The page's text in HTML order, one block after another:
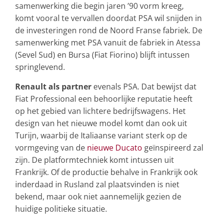
samenwerking die begin jaren ’90 vorm kreeg,
komt vooral te vervallen doordat PSA wil snijden in
de investeringen rond de Noord Franse fabriek. De
samenwerking met PSA vanuit de fabriek in Atessa
(Sevel Sud) en Bursa (Fiat Fiorino) blijft intussen
springlevend.
Renault als partner evenals PSA. Dat bewijst dat
Fiat Professional een behoorlijke reputatie heeft
op het gebied van lichtere bedrijfswagens. Het
design van het nieuwe model komt dan ook uit
Turijn, waarbij de Italiaanse variant sterk op de
vormgeving van de nieuwe Ducato geïnspireerd zal
zijn. De platformtechniek komt intussen uit
Frankrijk. Of de productie behalve in Frankrijk ook
inderdaad in Rusland zal plaatsvinden is niet
bekend, maar ook niet aannemelijk gezien de
huidige politieke situatie.